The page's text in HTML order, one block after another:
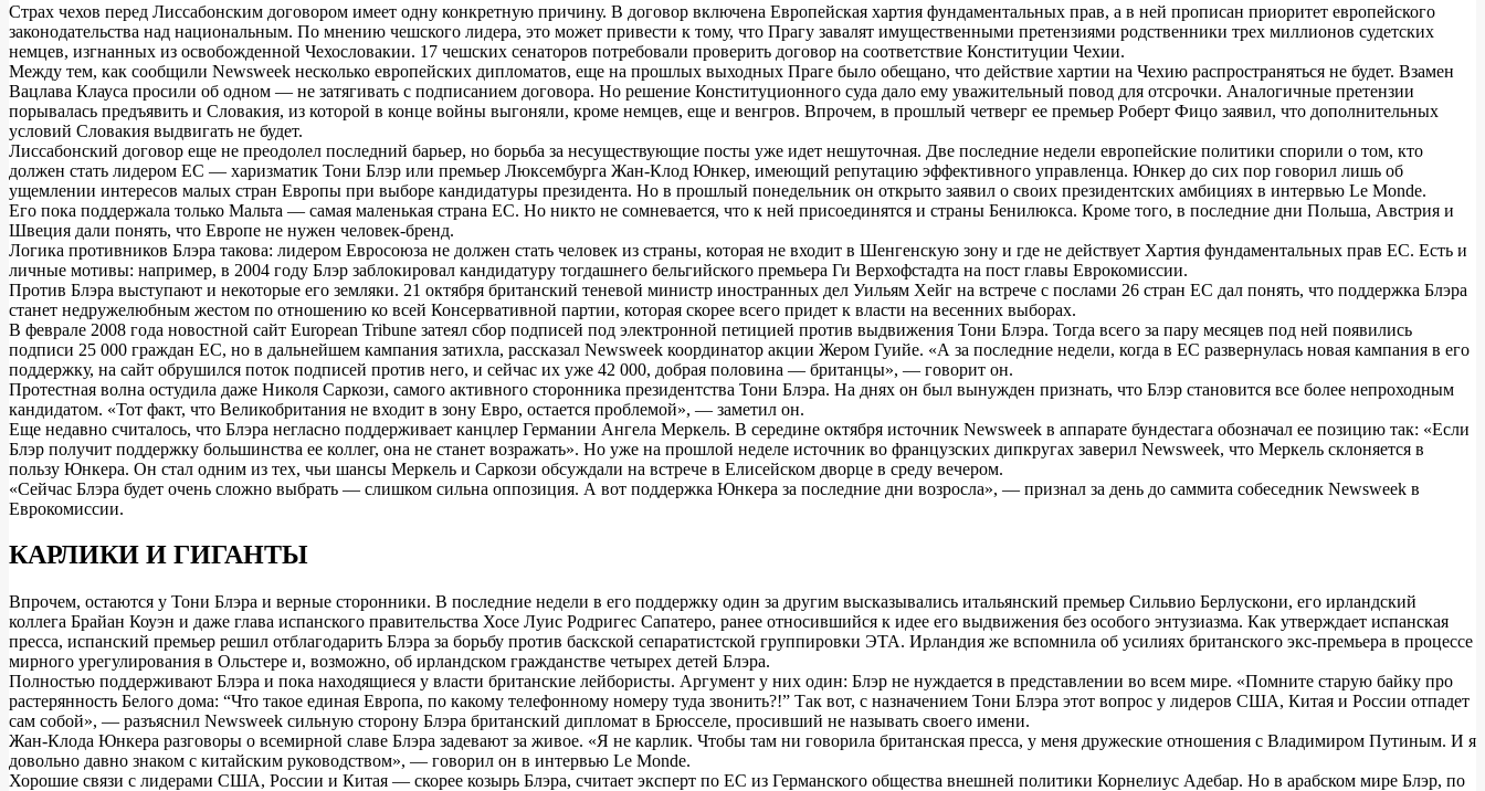
Страх чехов перед Лиссабонским договором имеет одну конкретную причину. В договор включена Европейская хартия фундаментальных прав, а в ней прописан приоритет европейского
законодательства над национальным. По мнению чешского лидера, это может привести к тому, что Прагу завалят имущественными претензиями родственники трех миллионов судетских
немцев, изгнанных из освобожденной Чехословакии. 17 чешских сенаторов потребовали проверить договор на соответствие Конституции Чехии.
Между тем, как сообщили Newsweek несколько европейских дипломатов, еще на прошлых выходных Праге было обещано, что действие хартии на Чехию распространяться не будет. Взамен
Вацлава Клауса просили об одном — не затягивать с подписанием договора. Но решение Конституционного суда дало ему уважительный повод для отсрочки. Аналогичные претензии
порывалась предъявить и Словакия, из которой в конце войны выгоняли, кроме немцев, еще и венгров. Впрочем, в прошлый четверг ее премьер Роберт Фицо заявил, что дополнительных
условий Словакия выдвигать не будет.
Лиссабонский договор еще не преодолел последний барьер, но борьба за несуществующие посты уже идет нешуточная. Две последние недели европейские политики спорили о том, кто
должен стать лидером ЕС — харизматик Тони Блэр или премьер Люксембурга Жан-Клод Юнкер, имеющий репутацию эффективного управленца. Юнкер до сих пор говорил лишь об
ущемлении интересов малых стран Европы при выборе кандидатуры президента. Но в прошлый понедельник он открыто заявил о своих президентских амбициях в интервью Le Monde.
Его пока поддержала только Мальта — самая маленькая страна ЕС. Но никто не сомневается, что к ней присоединятся и страны Бенилюкса. Кроме того, в последние дни Польша, Австрия и
Швеция дали понять, что Европе не нужен человек-бренд.
Логика противников Блэра такова: лидером Евросоюза не должен стать человек из страны, которая не входит в Шенгенскую зону и где не действует Хартия фундаментальных прав ЕС. Есть и
личные мотивы: например, в 2004 году Блэр заблокировал кандидатуру тогдашнего бельгийского премьера Ги Верхофстадта на пост главы Еврокомиссии.
Против Блэра выступают и некоторые его земляки. 21 октября британский теневой министр иностранных дел Уильям Хейг на встрече с послами 26 стран ЕС дал понять, что поддержка Блэра
станет недружелюбным жестом по отношению ко всей Консервативной партии, которая скорее всего придет к власти на весенних выборах.
В феврале 2008 года новостной сайт European Tribune затеял сбор подписей под электронной петицией против выдвижения Тони Блэра. Тогда всего за пару месяцев под ней появились
подписи 25 000 граждан ЕС, но в дальнейшем кампания затихла, рассказал Newsweek координатор акции Жером Гуийе. «А за последние недели, когда в ЕС развернулась новая кампания в его
поддержку, на сайт обрушился поток подписей против него, и сейчас их уже 42 000, добрая половина — британцы», — говорит он.
Протестная волна остудила даже Николя Саркози, самого активного сторонника президентства Тони Блэра. На днях он был вынужден признать, что Блэр становится все более непроходным
кандидатом. «Тот факт, что Великобритания не входит в зону Евро, остается проблемой», — заметил он.
Еще недавно считалось, что Блэра негласно поддерживает канцлер Германии Ангела Меркель. В середине октября источник Newsweek в аппарате бундестага обозначал ее позицию так: «Если
Блэр получит поддержку большинства ее коллег, она не станет возражать». Но уже на прошлой неделе источник во французских дипкругах заверил Newsweek, что Меркель склоняется в
пользу Юнкера. Он стал одним из тех, чьи шансы Меркель и Саркози обсуждали на встрече в Елисейском дворце в среду вечером.
«Сейчас Блэра будет очень сложно выбрать — слишком сильна оппозиция. А вот поддержка Юнкера за последние дни возросла», — признал за день до саммита собеседник Newsweek в
Еврокомиссии.
КАРЛИКИ И ГИГАНТЫ
Впрочем, остаются у Тони Блэра и верные сторонники. В последние недели в его поддержку один за другим высказывались итальянский премьер Сильвио Берлускони, его ирландский
коллега Брайан Коуэн и даже глава испанского правительства Хосе Луис Родригес Сапатеро, ранее относившийся к идее его выдвижения без особого энтузиазма. Как утверждает испанская
пресса, испанский премьер решил отблагодарить Блэра за борьбу против баскской сепаратистской группировки ЭТА. Ирландия же вспомнила об усилиях британского экс-премьера в процессе
мирного урегулирования в Ольстере и, возможно, об ирландском гражданстве четырех детей Блэра.
Полностью поддерживают Блэра и пока находящиеся у власти британские лейбористы. Аргумент у них один: Блэр не нуждается в представлении во всем мире. «Помните старую байку про
растерянность Белого дома: “Что такое единая Европа, по какому телефонному номеру туда звонить?!” Так вот, с назначением Тони Блэра этот вопрос у лидеров США, Китая и России отпадет
сам собой», — разъяснил Newsweek сильную сторону Блэра британский дипломат в Брюсселе, просивший не называть своего имени.
Жан-Клода Юнкера разговоры о всемирной славе Блэра задевают за живое. «Я не карлик. Чтобы там ни говорила британская пресса, у меня дружеские отношения с Владимиром Путиным. И я
довольно давно знаком с китайским руководством», — говорил он в интервью Le Monde.
Хорошие связи с лидерами США, России и Китая — скорее козырь Блэра, считает эксперт по ЕС из Германского общества внешней политики Корнелиус Адебар. Но в арабском мире Блэр, по